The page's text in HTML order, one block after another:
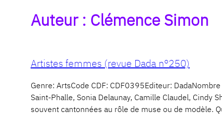
Auteur : Clémence Simon
Artistes femmes (revue Dada n°250)
Genre: ArtsCode CDF: CDF0395Editeur:
Saint-Phalle, Sonia Delaunay, Camille Claudel, Cindy
souvent cantonnées au rôle de muse ou de modèle.